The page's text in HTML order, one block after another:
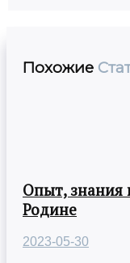
Похожие
Опыт, знания
Родине
2023-05-30